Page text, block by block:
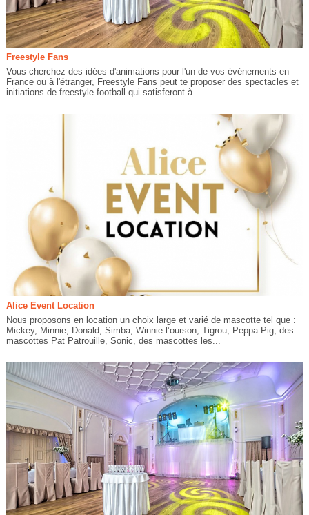
Freestyle Fans
Vous cherchez des idées d'animations pour l'un de vos événements en
France ou à l'étranger, Freestyle Fans peut te proposer des spectacles et
initiations de freestyle football qui satisferont à...
Alice Event Location
Nous proposons en location un choix large et varié de mascotte tel que :
Mickey, Minnie, Donald, Simba, Winnie l’ourson, Tigrou, Peppa Pig, des
mascottes Pat Patrouille, Sonic, des mascottes les...